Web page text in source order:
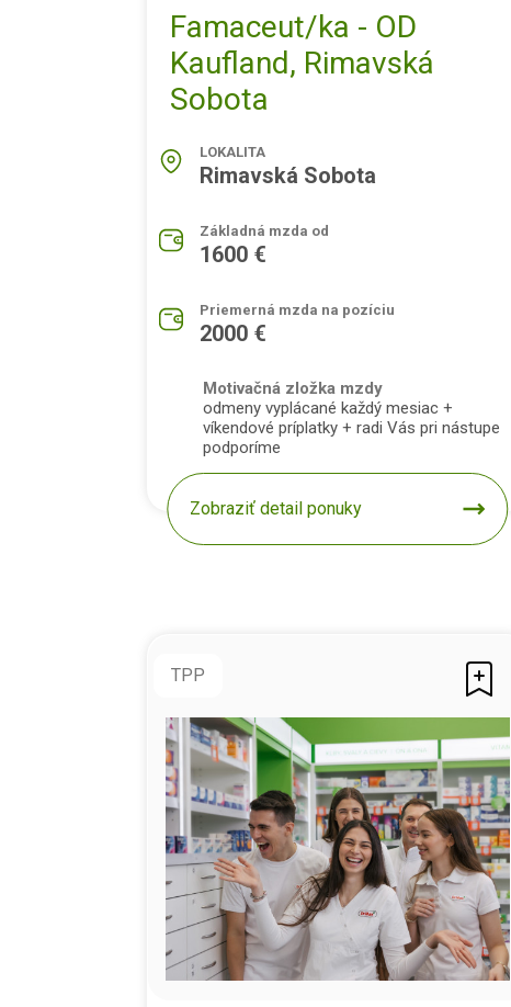
Famaceut/ka - OD
Kaufland, Rimavská
Sobota
LOKALITA
Rimavská Sobota
Základná mzda od
1600 €
Priemerná mzda na pozíciu
2000 €
Motivačná zložka mzdy
odmeny vyplácané každý mesiac +
víkendové príplatky + radi Vás pri nástupe
podporíme
Zobraziť detail ponuky
TPP